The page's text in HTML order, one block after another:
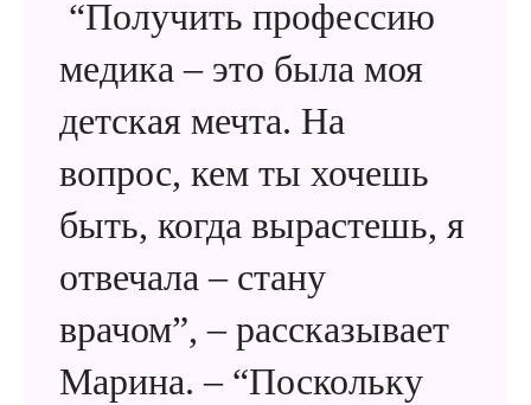
“Получить профессию
медика – это была моя
детская мечта. На
вопрос, кем ты хочешь
быть, когда вырастешь, я
отвечала – стану
врачом”, – рассказывает
Марина. – “Поскольку